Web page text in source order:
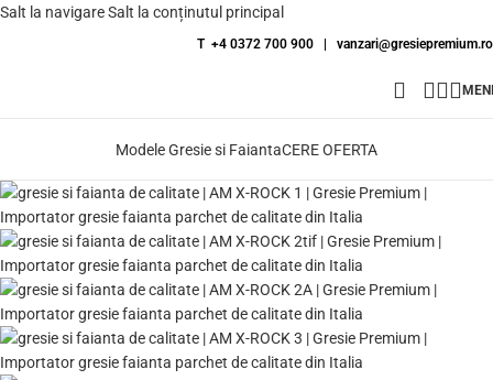
Salt la navigareSalt la conținutul principal
T +4 0372 700 900 | vanzari@gresiepremium.ro
Modele Gresie si FaiantaCERE OFERTA